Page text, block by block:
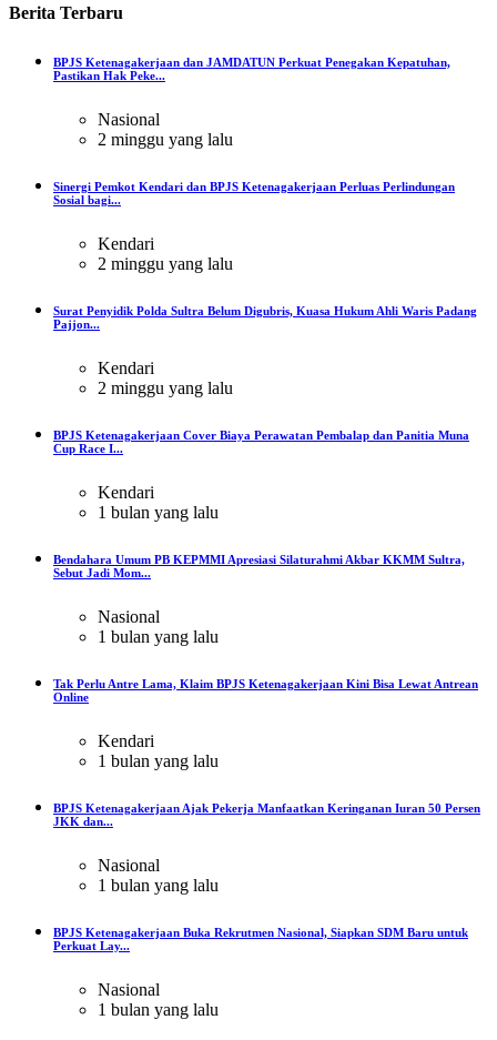
Berita Terbaru
BPJS Ketenagakerjaan dan JAMDATUN Perkuat Penegakan Kepatuhan,
Pastikan Hak Peke...
Nasional
2 minggu yang lalu
Sinergi Pemkot Kendari dan BPJS Ketenagakerjaan Perluas Perlindungan
Sosial bagi...
Kendari
2 minggu yang lalu
Surat Penyidik Polda Sultra Belum Digubris, Kuasa Hukum Ahli Waris Padang
Pajjon...
Kendari
2 minggu yang lalu
BPJS Ketenagakerjaan Cover Biaya Perawatan Pembalap dan Panitia Muna
Cup Race I...
Kendari
1 bulan yang lalu
Bendahara Umum PB KEPMMI Apresiasi Silaturahmi Akbar KKMM Sultra,
Sebut Jadi Mom...
Nasional
1 bulan yang lalu
Tak Perlu Antre Lama, Klaim BPJS Ketenagakerjaan Kini Bisa Lewat Antrean
Online
Kendari
1 bulan yang lalu
BPJS Ketenagakerjaan Ajak Pekerja Manfaatkan Keringanan Iuran 50 Persen
JKK dan...
Nasional
1 bulan yang lalu
BPJS Ketenagakerjaan Buka Rekrutmen Nasional, Siapkan SDM Baru untuk
Perkuat Lay...
Nasional
1 bulan yang lalu